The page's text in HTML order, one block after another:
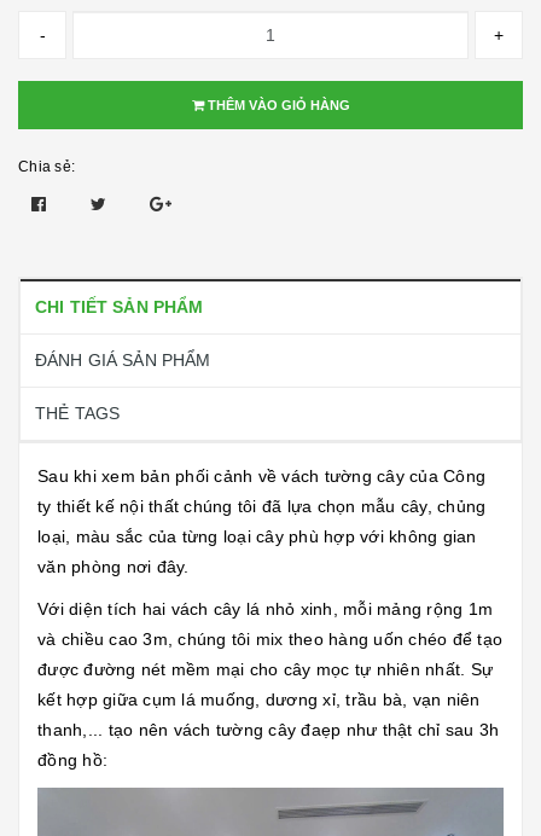
- +
THÊM VÀO GIỎ HÀNG
Chia sẻ:
CHI TIẾT SẢN PHẨM
ĐÁNH GIÁ SẢN PHẨM
THẺ TAGS
Sau khi xem bản phối cảnh về vách tường cây của Công
ty thiết kế nội thất chúng tôi đã lựa chọn mẫu cây, chủng
loại, màu sắc của từng loại cây phù hợp với không gian
văn phòng nơi đây.
Với diện tích hai vách cây lá nhỏ xinh, mỗi mảng rộng 1m
và chiều cao 3m, chúng tôi mix theo hàng uốn chéo để tạo
được đường nét mềm mại cho cây mọc tự nhiên nhất. Sự
kết hợp giữa cụm lá muống, dương xỉ, trầu bà, vạn niên
thanh,... tạo nên vách tường cây đaẹp như thật chỉ sau 3h
đồng hồ: